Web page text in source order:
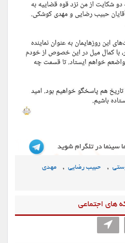
, حبیب رضایی ,
مهدی
های اجتماعی